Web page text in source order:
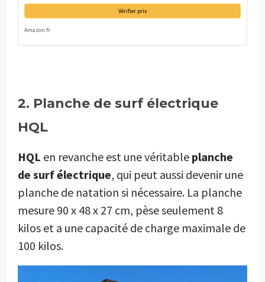
Vérifier prix
Amazon.fr
2. Planche de surf électrique
HQL
HQL en revanche est une véritable planche
de surf électrique, qui peut aussi devenir une
planche de natation si nécessaire. La planche
mesure 90 x 48 x 27 cm, pèse seulement 8
kilos et a une capacité de charge maximale de
100 kilos.